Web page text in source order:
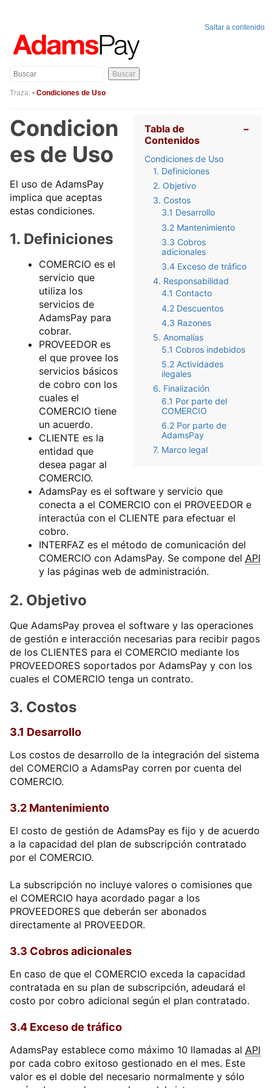
Saltar a contenido
Buscar
Traza: • Condiciones de Uso
−
Tabla de
Contenidos
Condiciones de Uso
1. Definiciones
2. Objetivo
3. Costos
3.1 Desarrollo
3.2 Mantenimiento
3.3 Cobros
adicionales
3.4 Exceso de tráfico
4. Responsabilidad
4.1 Contacto
4.2 Descuentos
4.3 Razones
5. Anomalías
5.1 Cobros indebidos
5.2 Actividades
ilegales
6. Finalización
6.1 Por parte del
COMERCIO
6.2 Por parte de
AdamsPay
7. Marco legal
Condicion
es de Uso
El uso de AdamsPay
implica que aceptas
estas condiciones.
1. Definiciones
COMERCIO es el
servicio que
utiliza los
servicios de
AdamsPay para
cobrar.
PROVEEDOR es
el que provee los
servicios básicos
de cobro con los
cuales el
COMERCIO tiene
un acuerdo.
CLIENTE es la
entidad que
desea pagar al
COMERCIO.
AdamsPay es el software y servicio que
conecta a el COMERCIO con el PROVEEDOR e
interactúa con el CLIENTE para efectuar el
cobro.
INTERFAZ es el método de comunicación del
COMERCIO con AdamsPay. Se compone del API
y las páginas web de administración.
2. Objetivo
Que AdamsPay provea el software y las operaciones
de gestión e interacción necesarias para recibir pagos
de los CLIENTES para el COMERCIO mediante los
PROVEEDORES soportados por AdamsPay y con los
cuales el COMERCIO tenga un contrato.
3. Costos
3.1 Desarrollo
Los costos de desarrollo de la integración del sistema
del COMERCIO a AdamsPay corren por cuenta del
COMERCIO.
3.2 Mantenimiento
El costo de gestión de AdamsPay es fijo y de acuerdo
a la capacidad del plan de subscripción contratado
por el COMERCIO.
La subscripción no incluye valores o comisiones que
el COMERCIO haya acordado pagar a los
PROVEEDORES que deberán ser abonados
directamente al PROVEEDOR.
3.3 Cobros adicionales
En caso de que el COMERCIO exceda la capacidad
contratada en su plan de subscripción, adeudará el
costo por cobro adicional según el plan contratado.
3.4 Exceso de tráfico
AdamsPay establece como máximo 10 llamadas al API
por cada cobro exitoso gestionado en el mes. Este
valor es el doble del necesario normalmente y sólo